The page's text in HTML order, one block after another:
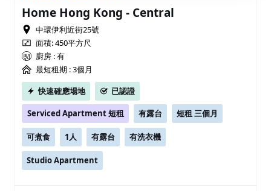
Home Hong Kong - Central
中環伊利近街25號
面積: 450平方尺
廚房 : 有
最短租期 :3個月
快速確應場地
已認證
Serviced Apartment 短租 有露台 短租 三個月
可煮食 1人 有露台 有洗衣機
Studio Apartment